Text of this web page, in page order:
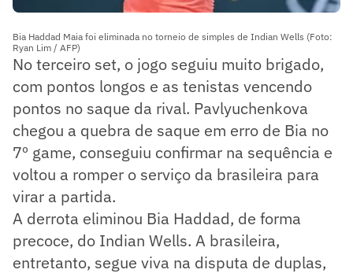
Bia Haddad Maia foi eliminada no torneio de simples de Indian Wells (Foto:
Ryan Lim / AFP)
No terceiro set, o jogo seguiu muito brigado,
com pontos longos e as tenistas vencendo
pontos no saque da rival. Pavlyuchenkova
chegou a quebra de saque em erro de Bia no
7º game, conseguiu confirmar na sequência e
voltou a romper o serviço da brasileira para
virar a partida.
A derrota eliminou Bia Haddad, de forma
precoce, do Indian Wells. A brasileira,
entretanto, segue viva na disputa de duplas,